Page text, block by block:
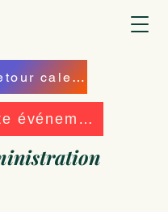
retour calendrier
Liste événements